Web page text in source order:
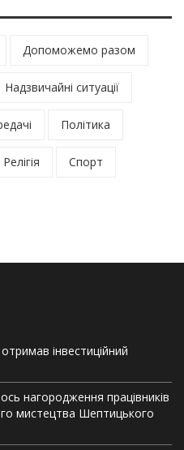
Допоможемо разом
Надзвичайні ситуації
Політика
Релігія Спорт
інвеcтиційний
нагородження працівників
мистецтва Шептицького